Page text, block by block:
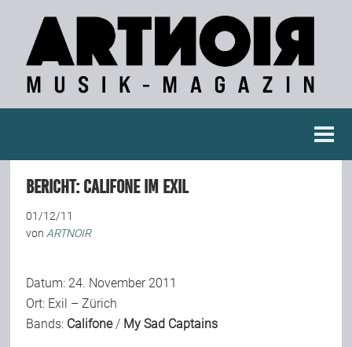
Konzertberichte
Fotoreportagen
Interviews
BERICHT: Califone im Exil
01/12/11
von ARTNOIR
Datum: 24. November 2011
Ort: Exil – Zürich
Bands: Califone/ My Sad Captains